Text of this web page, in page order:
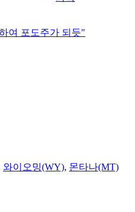
여 포도주가 되듯"
와이오밍(WY), 몬타나(MT)